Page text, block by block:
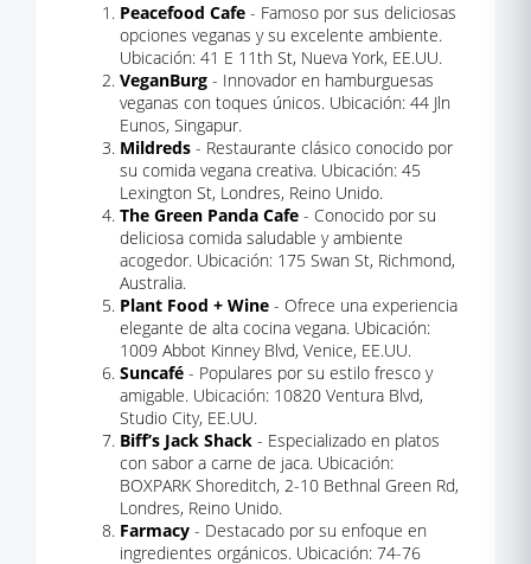
Peacefood Cafe - Famoso por sus deliciosas
opciones veganas y su excelente ambiente.
Ubicación: 41 E 11th St, Nueva York, EE.UU.
VeganBurg - Innovador en hamburguesas
veganas con toques únicos. Ubicación: 44 Jln
Eunos, Singapur.
Mildreds - Restaurante clásico conocido por
su comida vegana creativa. Ubicación: 45
Lexington St, Londres, Reino Unido.
The Green Panda Cafe - Conocido por su
deliciosa comida saludable y ambiente
acogedor. Ubicación: 175 Swan St, Richmond,
Australia.
Plant Food + Wine - Ofrece una experiencia
elegante de alta cocina vegana. Ubicación:
1009 Abbot Kinney Blvd, Venice, EE.UU.
Suncafé - Populares por su estilo fresco y
amigable. Ubicación: 10820 Ventura Blvd,
Studio City, EE.UU.
Biff’s Jack Shack - Especializado en platos
con sabor a carne de jaca. Ubicación:
BOXPARK Shoreditch, 2-10 Bethnal Green Rd,
Londres, Reino Unido.
Farmacy - Destacado por su enfoque en
ingredientes orgánicos. Ubicación: 74-76